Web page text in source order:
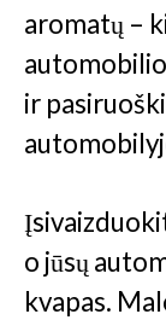
aromatų –
ir
o jūsų
kvapas.